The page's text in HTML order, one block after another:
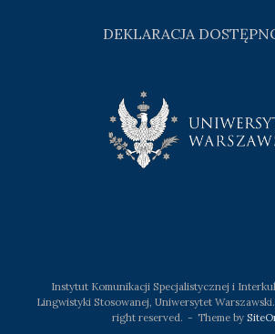
DEKLARACJA
Instytut Komunikacji Specjalistycznej i
Lingwistyki Stosowanej, Uniwersytet
right reserved.
Theme by